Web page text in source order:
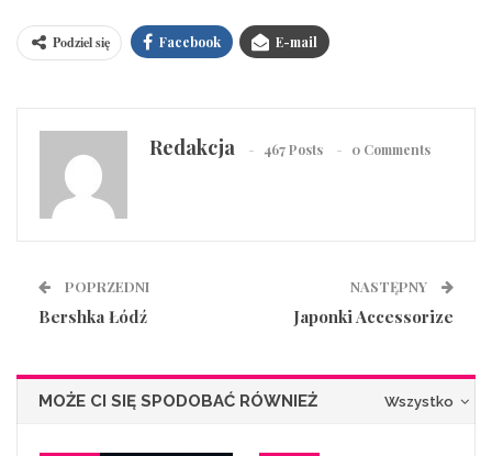
Podziel się Facebook E-mail
Redakcja 467 Posts 0 Comments
POPRZEDNI
Bershka Łódź
NASTĘPNY
Japonki Accessorize
Wszystko
MOŻE CI SIĘ SPODOBAĆ RÓWNIEŻ